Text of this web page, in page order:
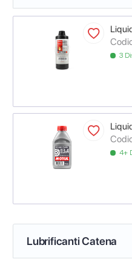
3
4+
Lubrificanti Catena